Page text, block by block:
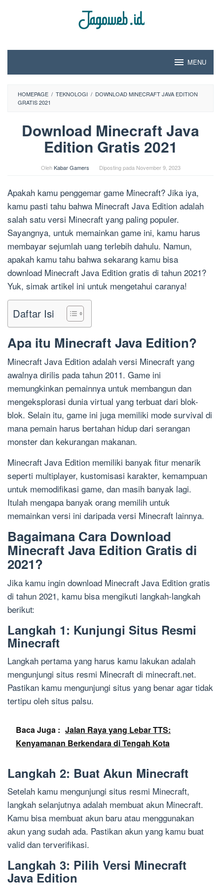
MENU
HOMEPAGE / TEKNOLOGI / DOWNLOAD MINECRAFT JAVA EDITION
GRATIS 2021
Download Minecraft Java
Edition Gratis 2021
OlehKabar Gamers Diposting pada November 9, 2023
Apakah kamu penggemar game Minecraft? Jika iya,
kamu pasti tahu bahwa Minecraft Java Edition adalah
salah satu versi Minecraft yang paling populer.
Sayangnya, untuk memainkan game ini, kamu harus
membayar sejumlah uang terlebih dahulu. Namun,
apakah kamu tahu bahwa sekarang kamu bisa
download Minecraft Java Edition gratis di tahun 2021?
Yuk, simak artikel ini untuk mengetahui caranya!
Daftar Isi
Apa itu Minecraft Java Edition?
Minecraft Java Edition adalah versi Minecraft yang
awalnya dirilis pada tahun 2011. Game ini
memungkinkan pemainnya untuk membangun dan
mengeksplorasi dunia virtual yang terbuat dari blok-
blok. Selain itu, game ini juga memiliki mode survival di
mana pemain harus bertahan hidup dari serangan
monster dan kekurangan makanan.
Minecraft Java Edition memiliki banyak fitur menarik
seperti multiplayer, kustomisasi karakter, kemampuan
untuk memodifikasi game, dan masih banyak lagi.
Itulah mengapa banyak orang memilih untuk
memainkan versi ini daripada versi Minecraft lainnya.
Bagaimana Cara Download
Minecraft Java Edition Gratis di
2021?
Jika kamu ingin download Minecraft Java Edition gratis
di tahun 2021, kamu bisa mengikuti langkah-langkah
berikut:
Langkah 1: Kunjungi Situs Resmi
Minecraft
Langkah pertama yang harus kamu lakukan adalah
mengunjungi situs resmi Minecraft di minecraft.net.
Pastikan kamu mengunjungi situs yang benar agar tidak
tertipu oleh situs palsu.
Baca Juga : Jalan Raya yang Lebar TTS:
Kenyamanan Berkendara di Tengah Kota
Langkah 2: Buat Akun Minecraft
Setelah kamu mengunjungi situs resmi Minecraft,
langkah selanjutnya adalah membuat akun Minecraft.
Kamu bisa membuat akun baru atau menggunakan
akun yang sudah ada. Pastikan akun yang kamu buat
valid dan terverifikasi.
Langkah 3: Pilih Versi Minecraft
Java Edition